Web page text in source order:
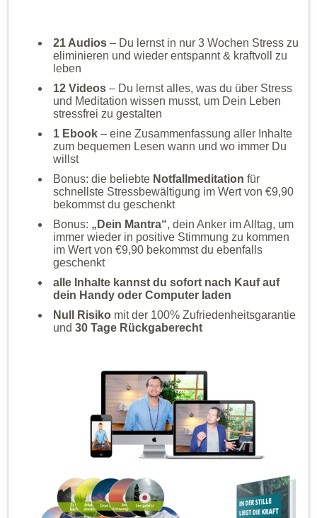
21 Audios – Du lernst in nur 3 Wochen Stress zu
eliminieren und wieder entspannt & kraftvoll zu
leben
12 Videos – Du lernst alles, was du über Stress
und Meditation wissen musst, um Dein Leben
stressfrei zu gestalten
1 Ebook – eine Zusammenfassung aller Inhalte
zum bequemen Lesen wann und wo immer Du
willst
Bonus: die beliebte Notfallmeditation für
schnellste Stressbewältigung im Wert von €9,90
bekommst du geschenkt
Bonus: „Dein Mantra“, dein Anker im Alltag, um
immer wieder in positive Stimmung zu kommen
im Wert von €9,90 bekommst du ebenfalls
geschenkt
alle Inhalte kannst du sofort nach Kauf auf
dein Handy oder Computer laden
Null Risiko mit der 100% Zufriedenheitsgarantie
und 30 Tage Rückgaberecht